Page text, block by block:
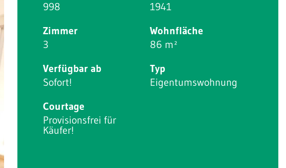
998
1941
Zimmer
3
Wohnfläche
86 m²
Verfügbar ab
Sofort!
Typ
Eigentumswohnung
Courtage
Provisionsfrei für
Käufer!